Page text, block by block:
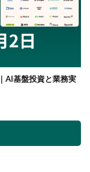
AI基盤投資と業務実